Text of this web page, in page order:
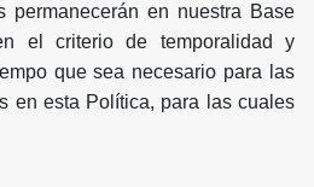
permanecerán en nuestra Base
el criterio de temporalidad y
que sea necesario para las
en esta Política, para las cuales